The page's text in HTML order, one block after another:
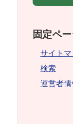
固定ペ
サイト
検索
運営者情